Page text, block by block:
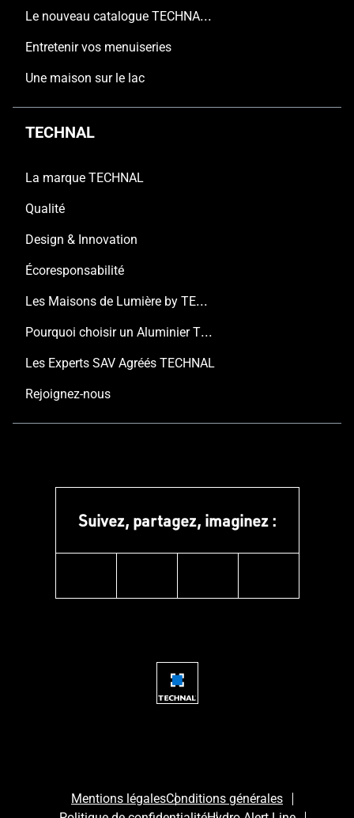
Le nouveau catalogue TECHNAL est arrivé
Entretenir vos menuiseries
Une maison sur le lac
TECHNAL
La marque TECHNAL
Qualité
Design & Innovation
Écoresponsabilité
Les Maisons de Lumière by TECHNAL
Pourquoi choisir un Aluminier TECHNAL ?
Les Experts SAV Agréés TECHNAL
Rejoignez-nous
Suivez, partagez, imaginez :
Mentions légalesConditions générales